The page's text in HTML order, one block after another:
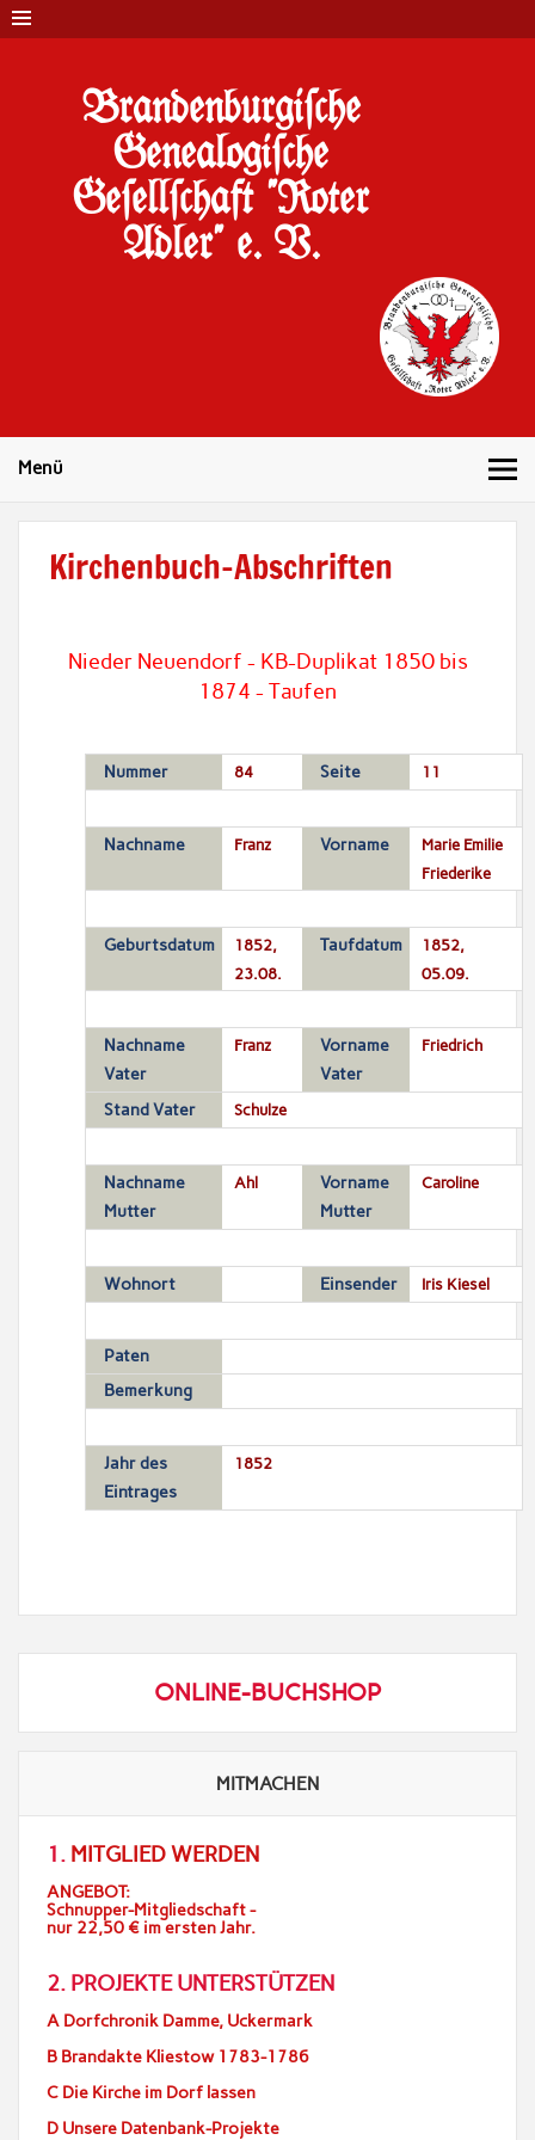
Brandenburgi#che
Genealogi#che
Ge#ell#chaft "Roter
Adler" e. V.
Menü
Kirchenbuch-Abschriften
Nieder Neuendorf - KB-Duplikat 1850 bis
1874 - Taufen
Nummer 84 Seite 11
Nachname Franz Vorname
Marie Emilie
Friederike
Geburtsdatum
1852,
23.08.
Taufdatum
1852,
05.09.
Nachname
Vater
Franz
Vorname
Vater
Friedrich
Stand Vater Schulze
Nachname
Mutter
Ahl
Vorname
Mutter
Caroline
Wohnort Einsender Iris Kiesel
Paten
Bemerkung
Jahr des
Eintrages
1852
ONLINE-BUCHSHOP
MITMACHEN
1. MITGLIED WERDEN
ANGEBOT:
Schnupper-Mitgliedschaft -
nur 22,50 € im ersten Jahr.
2. PROJEKTE UNTERSTÜTZEN
A Dorfchronik Damme, Uckermark
B Brandakte Kliestow 1783-1786
C Die Kirche im Dorf lassen
D Unsere Datenbank-Projekte